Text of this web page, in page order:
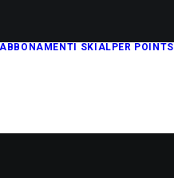
ABBONAMENTI SKIALPER POINTS